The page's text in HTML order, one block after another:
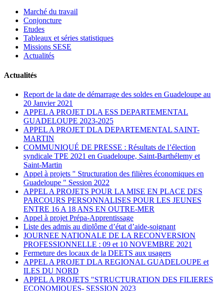
Marché du travail
Conjoncture
Etudes
Tableaux et séries statistiques
Missions SESE
Actualités
Actualités
Report de la date de démarrage des soldes en Guadeloupe au
20 Janvier 2021
APPEL A PROJET DLA ESS DEPARTEMENTAL
GUADELOUPE 2023-2025
APPEL A PROJET DLA DEPARTEMENTAL SAINT-
MARTIN
COMMUNIQUÉ DE PRESSE : Résultats de l’élection
syndicale TPE 2021 en Guadeloupe, Saint-Barthélemy et
Saint-Martin
Appel à projets " Structuration des filières économiques en
Guadeloupe " Session 2022
APPEL A PROJETS POUR LA MISE EN PLACE DES
PARCOURS PERSONNALISES POUR LES JEUNES
ENTRE 16 A 18 ANS EN OUTRE-MER
Appel à projet Prépa-Apprentissage
Liste des admis au diplôme d’état d’aide-soignant
JOURNEE NATIONALE DE LA RECONVERSION
PROFESSIONNELLE : 09 et 10 NOVEMBRE 2021
Fermeture des locaux de la DEETS aux usagers
APPEL A PROJET DLA REGIONAL GUADELOUPE et
ILES DU NORD
APPEL A PROJETS "STRUCTURATION DES FILIERES
ECONOMIQUES- SESSION 2023